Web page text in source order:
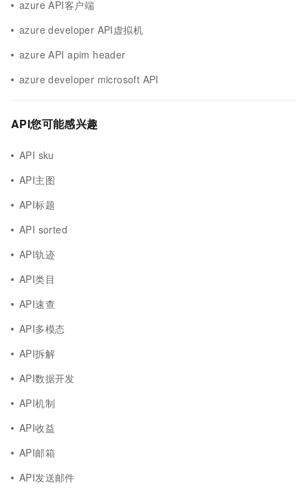
azure API客户端
azure developer API虚拟机
azure API apim header
azure developer microsoft API
API您可能感兴趣
API sku
API主图
API标题
API sorted
API轨迹
API类目
API速查
API多模态
API拆解
API数据开发
API机制
API收益
API邮箱
API发送邮件